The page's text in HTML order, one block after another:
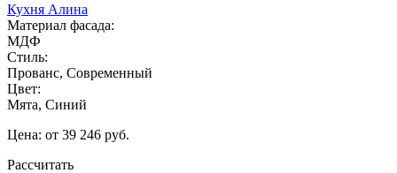
Кухня Алина
Материал фасада:
МДФ
Стиль:
Прованс, Современный
Цвет:
Мята, Синий
Цена: от 39 246 руб.
Рассчитать